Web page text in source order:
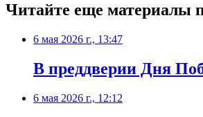
Читайте еще материалы
6 мая 2026 г., 13:47
В преддверии Дня
6 мая 2026 г., 12:12